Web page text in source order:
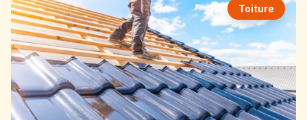
Toiture